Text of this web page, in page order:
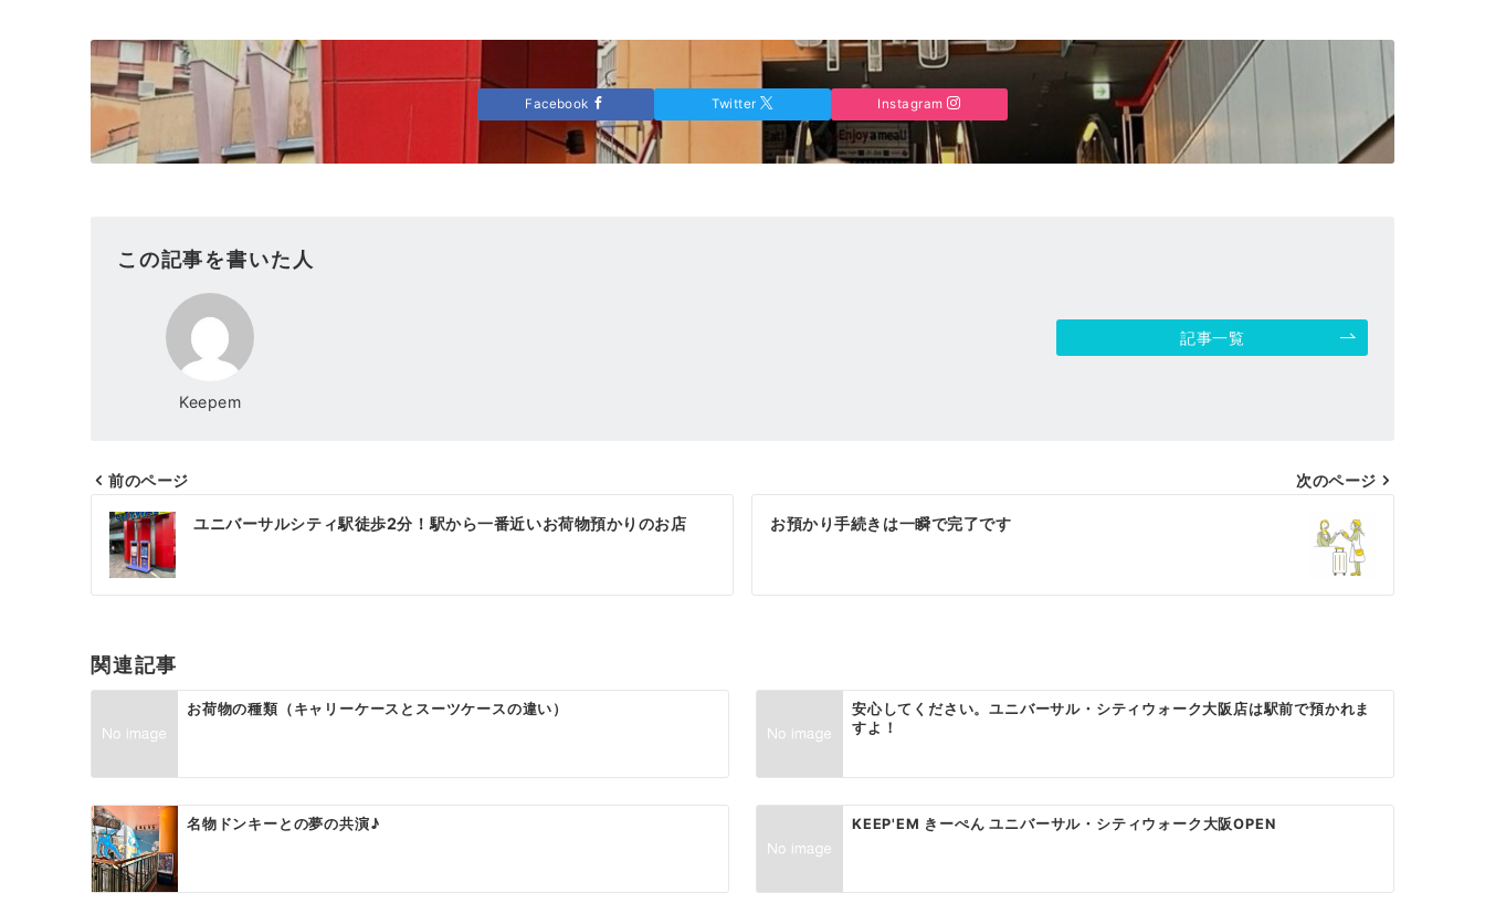
Facebook Twitter Instagram
この記事を書いた人
Keepem
記事一覧
投
稿
ナ
ゲ
ー
シ
ョ
ン
前のページ
ユニバーサルシティ駅徒歩2分！駅から一番近いお荷物預かりのお店
次のページ
お預かり手続きは一瞬で完了です
関連記事
お荷物の種類（キャリーケースとスーツケースの違い）
安心してください。ユニバーサル・シティウォーク大阪店は駅前で預かれま
すよ！
名物ドンキーとの夢の共演♪ KEEP'EM きーぺん ユニバーサル・シティウォーク大阪OPEN